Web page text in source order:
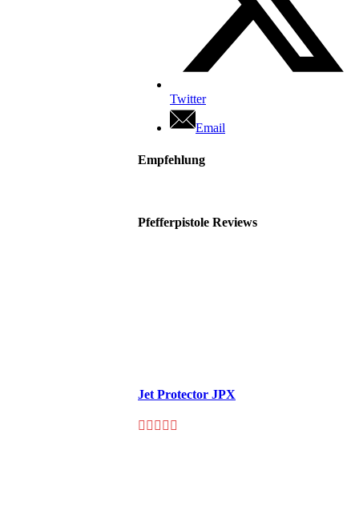
Twitter
Email
Empfehlung
Pfefferpistole Reviews
Jet Protector JPX